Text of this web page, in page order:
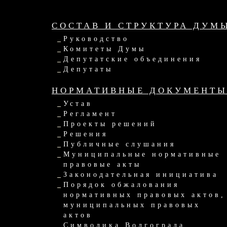
СОСТАВ И СТРУКТУРА
Руководство
Комитеты Думы
Депутатские объединения
Депутаты
НОРМАТИВНЫЕ ДОКУМЕНТЫ
Устав
Регламент
Проекты решений
Решения
Публичные слушания
Муниципальные нормативные
правовые акты
Законодательная инициатива
Порядок обжалования
нормативных правовых актов,
муниципальных правовых
актов
Символика Волгограда